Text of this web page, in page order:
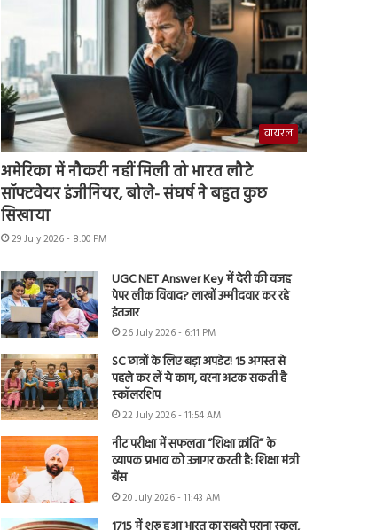
वायरल
अमेरिका में नौकरी नहीं मिली तो भारत लौटे
सॉफ्टवेयर इंजीनियर, बोले- संघर्ष ने बहुत कुछ
सिखाया
29 July 2026 - 8:00 PM
UGC NET Answer Key में देरी की वजह
पेपर लीक विवाद? लाखों उम्मीदवार कर रहे
इंतजार
26 July 2026 - 6:11 PM
SC छात्रों के लिए बड़ा अपडेट! 15 अगस्त से
पहले कर लें ये काम, वरना अटक सकती है
स्कॉलरशिप
22 July 2026 - 11:54 AM
नीट परीक्षा में सफलता “शिक्षा क्रांति” के
व्यापक प्रभाव को उजागर करती है: शिक्षा मंत्री
बैंस
20 July 2026 - 11:43 AM